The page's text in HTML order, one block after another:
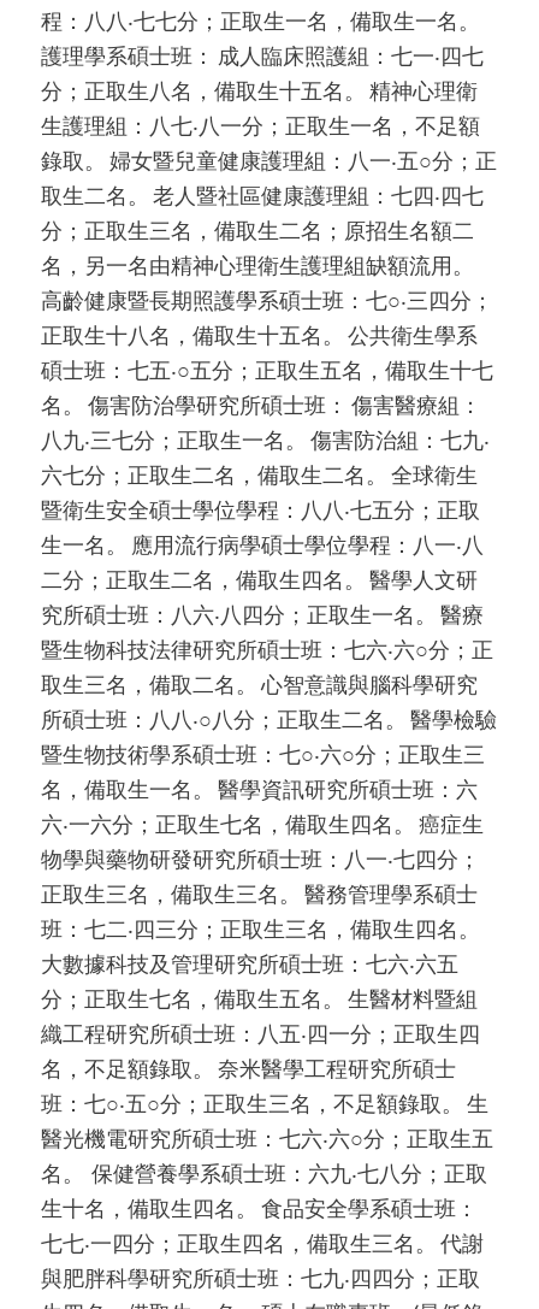
程：八八‧七七分；正取生一名，備取生一名。
護理學系碩士班： 成人臨床照護組：七一‧四七
分；正取生八名，備取生十五名。 精神心理衛
生護理組：八七‧八一分；正取生一名，不足額
錄取。 婦女暨兒童健康護理組：八一‧五○分；正
取生二名。 老人暨社區健康護理組：七四‧四七
分；正取生三名，備取生二名；原招生名額二
名，另一名由精神心理衛生護理組缺額流用。
高齡健康暨長期照護學系碩士班：七○‧三四分；
正取生十八名，備取生十五名。 公共衛生學系
碩士班：七五‧○五分；正取生五名，備取生十七
名。 傷害防治學研究所碩士班： 傷害醫療組：
八九‧三七分；正取生一名。 傷害防治組：七九‧
六七分；正取生二名，備取生二名。 全球衛生
暨衛生安全碩士學位學程：八八‧七五分；正取
生一名。 應用流行病學碩士學位學程：八一‧八
二分；正取生二名，備取生四名。 醫學人文研
究所碩士班：八六‧八四分；正取生一名。 醫療
暨生物科技法律研究所碩士班：七六‧六○分；正
取生三名，備取二名。 心智意識與腦科學研究
所碩士班：八八‧○八分；正取生二名。 醫學檢驗
暨生物技術學系碩士班：七○‧六○分；正取生三
名，備取生一名。 醫學資訊研究所碩士班：六
六‧一六分；正取生七名，備取生四名。 癌症生
物學與藥物研發研究所碩士班：八一‧七四分；
正取生三名，備取生三名。 醫務管理學系碩士
班：七二‧四三分；正取生三名，備取生四名。
大數據科技及管理研究所碩士班：七六‧六五
分；正取生七名，備取生五名。 生醫材料暨組
織工程研究所碩士班：八五‧四一分；正取生四
名，不足額錄取。 奈米醫學工程研究所碩士
班：七○‧五○分；正取生三名，不足額錄取。 生
醫光機電研究所碩士班：七六‧六○分；正取生五
名。 保健營養學系碩士班：六九‧七八分；正取
生十名，備取生四名。 食品安全學系碩士班：
七七‧一四分；正取生四名，備取生三名。 代謝
與肥胖科學研究所碩士班：七九‧四四分；正取